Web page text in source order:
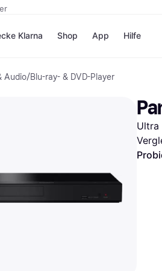
Klarna
Zahlungsmethoden
Bezahle in bis zu 30
Shop
H&M
Temu
Alle Shops
App Hilfe
Audio/Blu-ray- & DVD-Player
Ultra